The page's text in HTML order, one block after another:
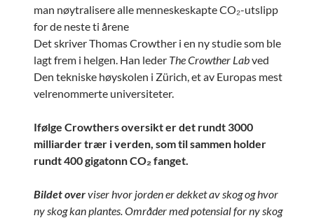
man nøytralisere alle menneskeskapte CO₂-utslipp
for de neste ti årene
Det skriver Thomas Crowther i en ny studie som ble
lagt frem i helgen. Han leder The Crowther Labved
Den tekniske høyskolen i Zürich, et av Europas mest
velrenommerte universiteter.
Ifølge Crowthers oversikt er det rundt 3000
milliarder trær i verden, som til sammen holder
rundt 400 gigatonn CO₂ fanget.
Bildet overviser hvor jorden er dekket av skog og hvor
ny skog kan plantes. Områder med potensial for ny skog